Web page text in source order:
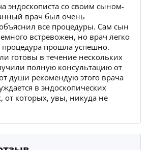
эндоскописта со своим сыном-
врач был очень
все процедуры. Сам сын
встревожен, но врач легко
процедура прошла успешно.
готовы в течение нескольких
полную консультацию от
души рекомендую этого врача
в эндоскопических
от которых, увы, никуда не